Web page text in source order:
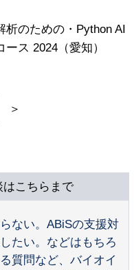
析のための・Python AI
ス 2024（愛知）
＞
こちらまで
ない。ABiSの支援対
たい。などはもちろ
質問など、バイオイ